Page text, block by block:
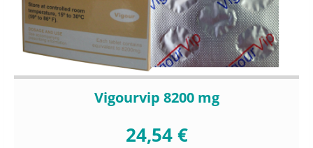
Vigourvip 8200 mg
24,54 €